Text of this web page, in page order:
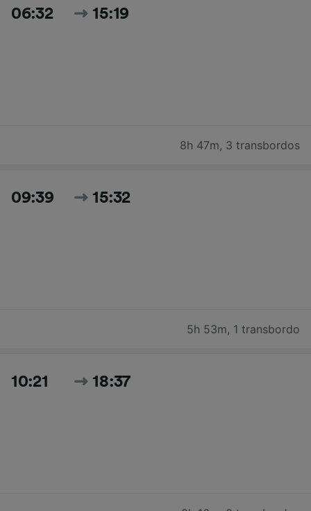
06:32 15:19
8h 47m, 3 transbordos
09:39 15:32
5h 53m, 1 transbordo
10:21 18:37